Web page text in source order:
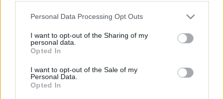
Please note that this website/app uses one or more Google
not limited to your visit or usage behaviour. You may click to
grant or deny consent to Google and its third-party tags to
use your data for below specified purposes in below Google
consent section.
Personal Data Processing Opt Outs
I want to opt-out of the Sharing of my
personal data.
Opted In
I want to opt-out of the Sale of my
Personal Data.
Opted In
irodai rész és a loftra emlékeztető közösségi terület. Az
emeleti közösségi térben kamara-kiállításra van lehetőség,
de kisebb koncertek is tarthatók; egy másik, a mintegy
estek, szakmai beszélgetések, konferenciák bonyolíthatók
le. A földszinten egy kisebb kávézó található, ahol a